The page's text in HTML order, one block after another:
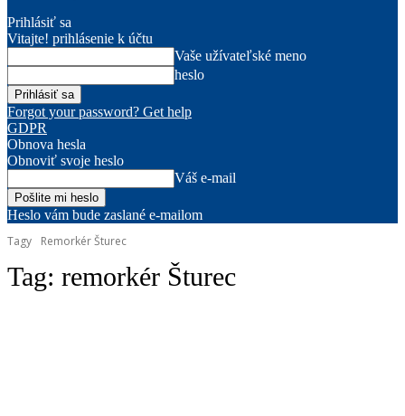
Prihlásiť sa
Vitajte! prihlásenie k účtu
Vaše užívateľské meno
heslo
Forgot your password? Get help
GDPR
Obnova hesla
Obnoviť svoje heslo
Váš e-mail
Heslo vám bude zaslané e-mailom
Tagy
Remorkér Šturec
Tag: remorkér Šturec